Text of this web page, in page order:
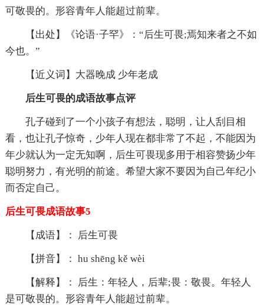
可敬畏的。形容青年人能超过前辈。
【出处】《论语·子罕》：“后生可畏;焉知来者之不如
今也。”
【近义词】大器晚成 少年老成
后生可畏的成语故事点评
孔子碰到了一个小孩子有想法，聪明，让人刮目相
看，也让孔子惊奇，少年人现在都非常了不起，不能因为
年少就认为一定无知啊，后生可畏现多用于相容赞扬少年
聪明努力，有光明的前途。希望大家不要因为自己年纪小
而否定自己。
后生可畏成语故事5
【成语】： 后生可畏
【拼音】： hu shēng kě wèi
【解释】： 后生：年轻人，后辈;畏：敬畏。年轻人
是可敬畏的。形容青年人能超过前辈。